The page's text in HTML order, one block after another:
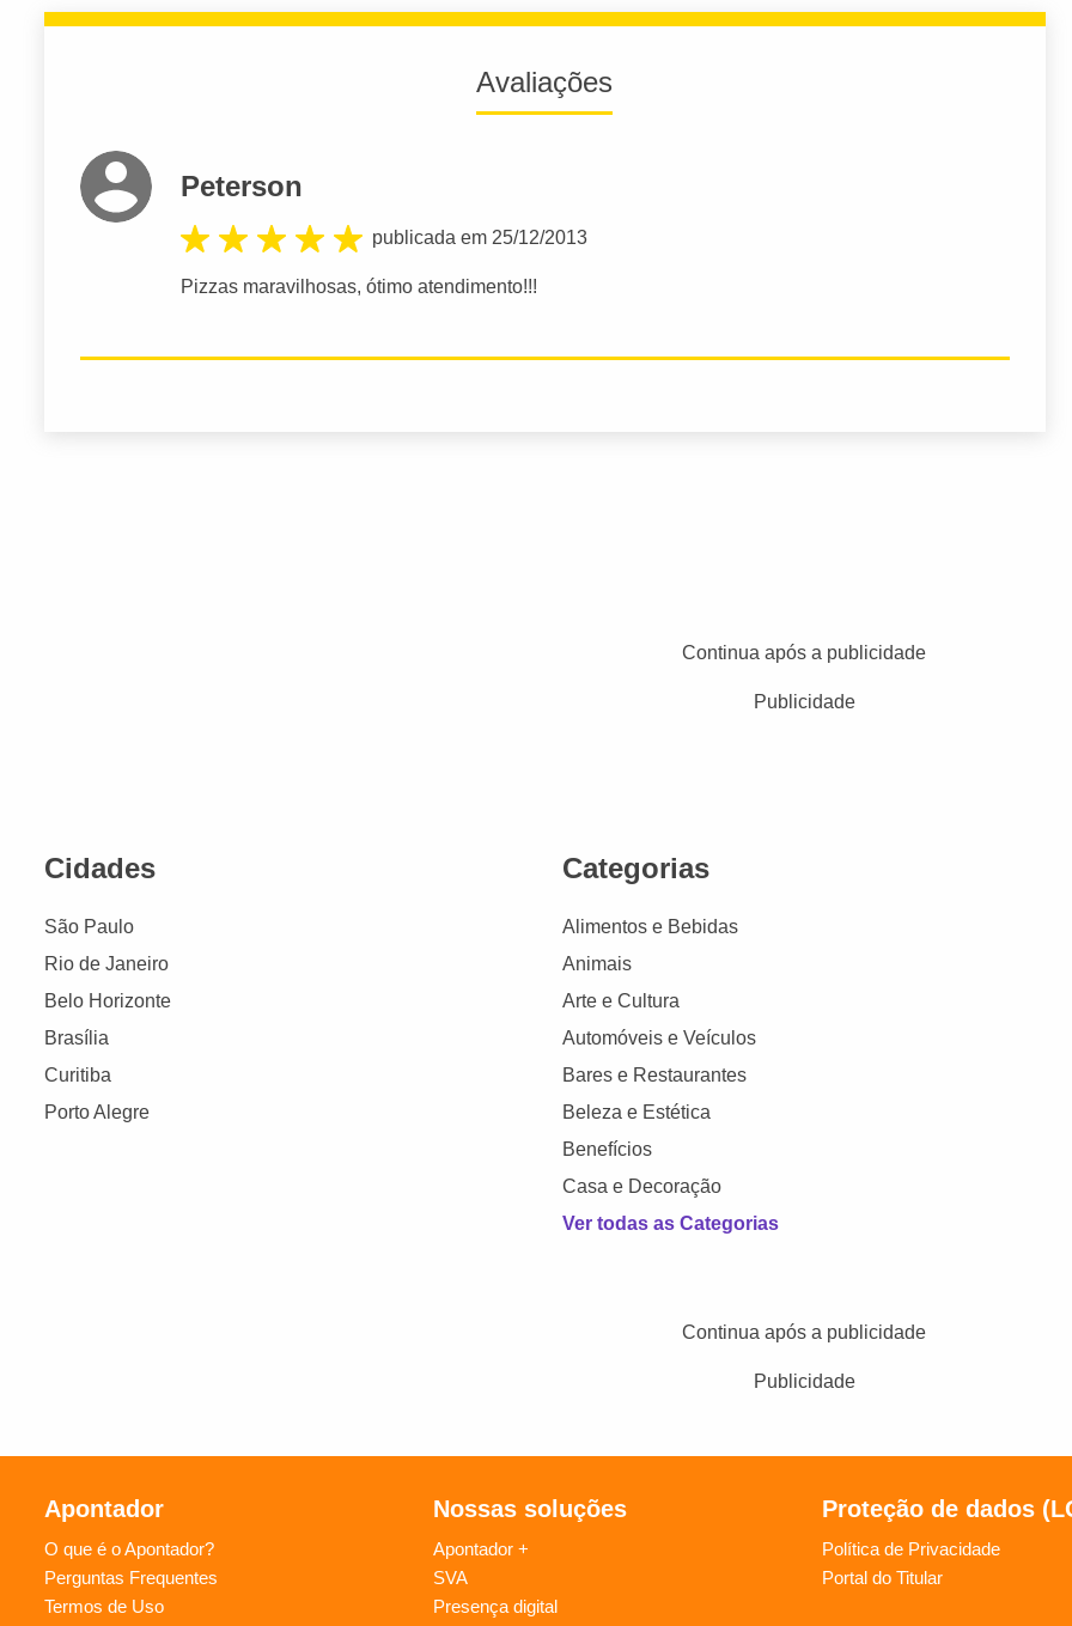
Avaliações
Peterson
publicada em 25/12/2013
Pizzas maravilhosas, ótimo atendimento!!!
Continua após a publicidade
Publicidade
Cidades
São Paulo
Rio de Janeiro
Belo Horizonte
Brasília
Curitiba
Porto Alegre
Categorias
Alimentos e Bebidas
Animais
Arte e Cultura
Automóveis e Veículos
Bares e Restaurantes
Beleza e Estética
Benefícios
Casa e Decoração
Ver todas as Categorias
Continua após a publicidade
Publicidade
Apontador
O que é o Apontador?
Perguntas Frequentes
Termos de Uso
Nossas soluções
Apontador +
SVA
Presença digital
Proteção de dados
Política de Privacidade
Portal do Titular